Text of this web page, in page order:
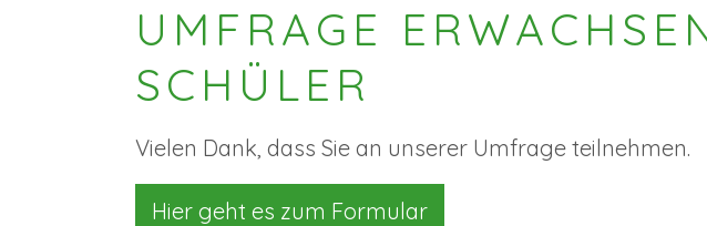
UMFRAGE
SCHÜLER
Vielen Dank, dass Sie an unserer Umfrage teilnehmen.
Hier geht es zum Formular